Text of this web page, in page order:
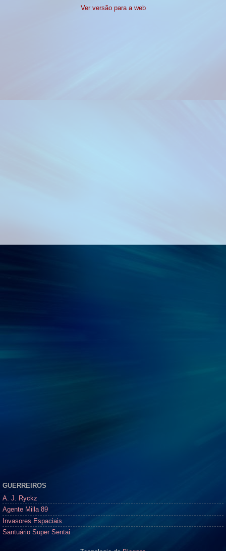
Ver versão para a web
GUERREIROS
A. J. Ryckz
Agente Milla 89
Invasores Espaciais
Santuário Super Sentai